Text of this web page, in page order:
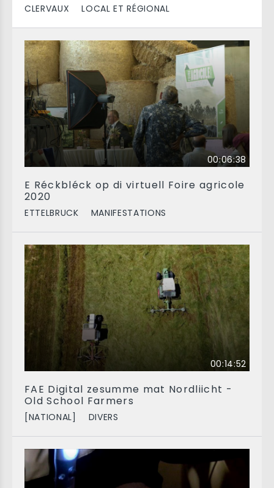
CLERVAUX LOCAL ET RÉGIONAL
00:06:38
E Réckbléck op di virtuell Foire agricole
2020
ETTELBRUCK MANIFESTATIONS
00:14:52
FAE Digital zesumme mat Nordliicht -
Old School Farmers
[NATIONAL] DIVERS